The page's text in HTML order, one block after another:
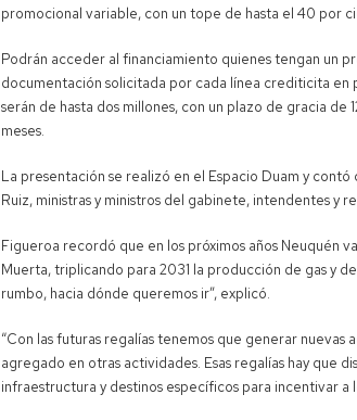
promocional variable, con un tope de hasta el 40 por
Podrán acceder al financiamiento quienes tengan un
documentación solicitada por cada línea crediticita en
serán de hasta dos millones, con un plazo de gracia de
meses.
La presentación se realizó en el Espacio Duam y
Ruiz, ministras y ministros del gabinete, intendentes y
Figueroa recordó que en los próximos años Neuquén
Muerta, triplicando para 2031 la producción de gas y
rumbo, hacia dónde queremos ir”, explicó.
“Con las futuras regalías tenemos que generar
agregado en otras actividades. Esas regalías hay que
infraestructura y destinos específicos para incentivar a